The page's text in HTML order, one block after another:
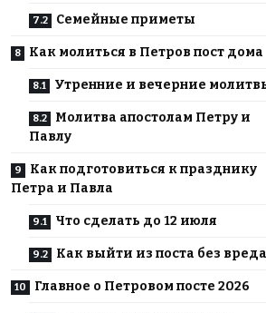
Семейные приметы
Как молиться в Петров пост дома
Утренние и вечерние
Молитва апостолам Петру и
Павлу
Как подготовиться к празднику
Петра и Павла
Что сделать до 12 июля
Как выйти из поста без вреда
Главное о Петровом посте 2026